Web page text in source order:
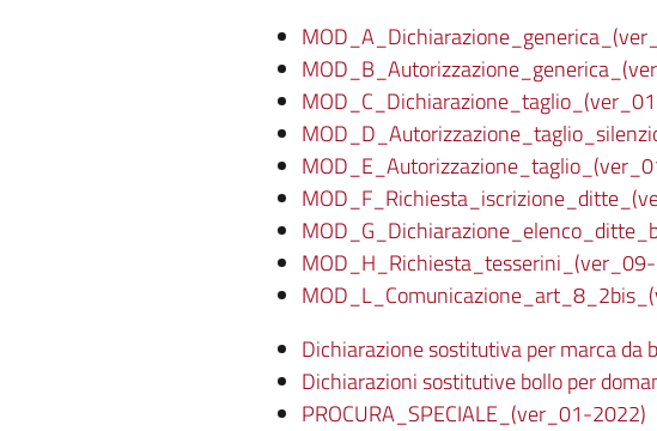
Dichiarazione sostitutiva per marca
Dichiarazioni sostitutive bollo per
PROCURA_SPECIALE_(ver_01-2022)